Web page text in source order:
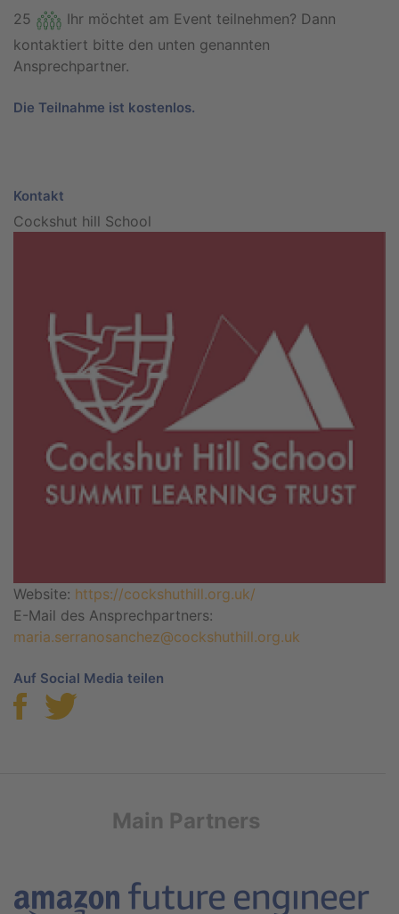
25
Ihr möchtet am Event teilnehmen? Dann
kontaktiert bitte den unten genannten
Ansprechpartner.
Die Teilnahme ist kostenlos.
Kontakt
Cockshut hill School
Website: https://cockshuthill.org.uk/
E-Mail des Ansprechpartners:
maria.serranosanchez@cockshuthill.org.uk
Auf Social Media teilen
Main Partners